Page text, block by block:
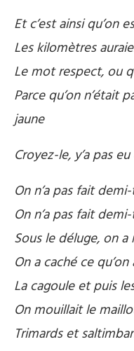
Et c’est ainsi qu’on
Les kilomètres
Le mot respect, ou
Parce qu’on n’était
jaune
Croyez-le, y’a pas
On n’a pas fait
On n’a pas fait
Sous le déluge, on a
On a caché ce
La cagoule et puis
On mouillait le
Trimards et